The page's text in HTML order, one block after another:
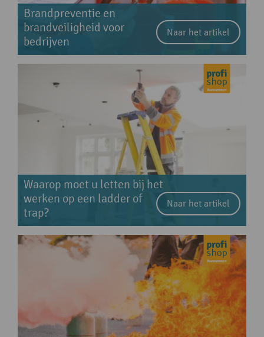
Brandpreventie en
brandveiligheid voor
bedrijven
Naar het artikel
Waarop moet u letten bij het
werken op een ladder of
trap?
Naar het artikel